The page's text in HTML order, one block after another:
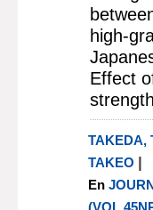
high-
Effect
TAKEDA,
TAKEO |
En
(VOL